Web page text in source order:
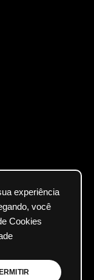
experiência
você
Cookies